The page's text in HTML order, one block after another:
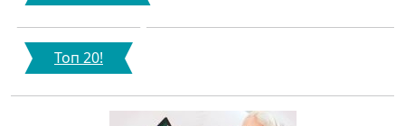
Топ 20!